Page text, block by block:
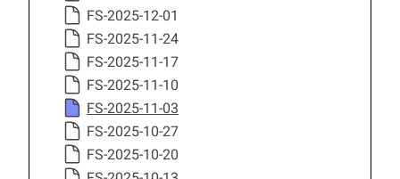
FS-2025-12-01
FS-2025-11-24
FS-2025-11-17
FS-2025-11-10
FS-2025-11-03
FS-2025-10-27
FS-2025-10-20